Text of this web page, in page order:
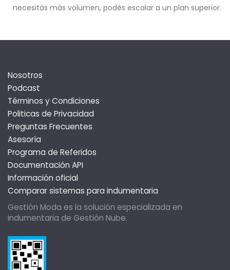
necesitás más volumen, podés escalar a un plan superior.
Nosotros
Podcast
Términos y Condiciones
Politicas de Privacidad
Preguntas Frecuentes
Asesoría
Programa de Referidos
Documentación API
Información oficial
Comparar sistemas para indumentaria
Gestión Moda es la solución especializada en
indumentaria de Gestión Nube.